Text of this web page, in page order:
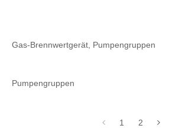
Gas-Brennwertgerät, Pumpengruppen
Pumpengruppen
1 2